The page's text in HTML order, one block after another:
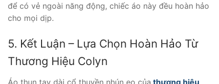
để có vẻ ngoài năng động, chiếc áo này đều hoàn hảo
cho mọi dịp.
5. Kết Luận – Lựa Chọn Hoàn Hảo Từ
Thương Hiệu Colyn
Áo thun tay dài cổ thuyền nhún eo của thương hiệu